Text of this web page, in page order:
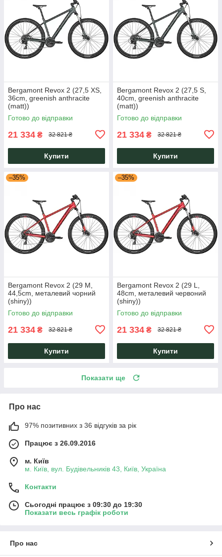
Bergamont Revox 2 (27,5 XS,
36cm, greenish anthracite
(matt))
Готово до відправки
21 334 ₴ 32 821 ₴
Купити
Bergamont Revox 2 (27,5 S,
40cm, greenish anthracite
(matt))
Готово до відправки
21 334 ₴ 32 821 ₴
Купити
–35%
Bergamont Revox 2 (29 M,
44,5cm, металевий чорний
(shiny))
Готово до відправки
21 334 ₴ 32 821 ₴
Купити
–35%
Bergamont Revox 2 (29 L,
48cm, металевий червоний
(shiny))
Готово до відправки
21 334 ₴ 32 821 ₴
Купити
Показати ще
Про нас
97% позитивних з 36 відгуків за рік
Працює з 26.09.2016
м. Київ
м. Київ, вул. Будівельників 43, Київ, Україна
Контакти
Сьогодні працює з 09:30 до 19:30
Показати весь графік роботи
Про нас